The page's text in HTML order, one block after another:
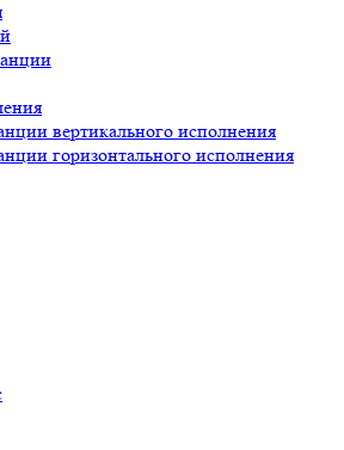
вертикального исполнения
горизонтального исполнения